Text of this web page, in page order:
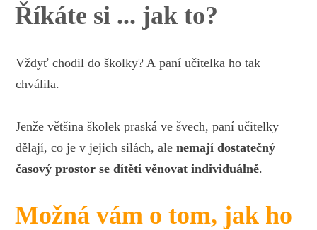
Říkáte si ... jak to?
Vždyť chodil do školky? A paní učitelka ho tak
chválila.
Jenže většina školek praská ve švech, paní učitelky
dělají, co je v jejich silách, alenemají dostatečný
časový prostor se dítěti věnovat individuálně.
Možná vám o tom, jak ho